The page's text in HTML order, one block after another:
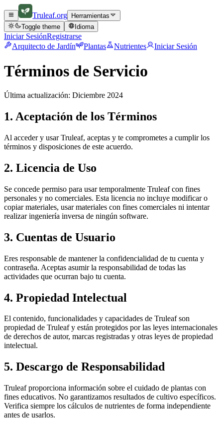
Truleaf.org
Herramientas
Toggle theme
Idioma
Iniciar SesiónRegistrarse
Arquitecto de Jardín
Plantas Nutrientes Iniciar Sesión
Términos de Servicio
Última actualización: Diciembre 2024
1. Aceptación de los Términos
Al acceder y usar Truleaf, aceptas y te comprometes a cumplir los
términos y disposiciones de este acuerdo.
2. Licencia de Uso
Se concede permiso para usar temporalmente Truleaf con fines
personales y no comerciales. Esta licencia no incluye modificar o
copiar materiales, usar materiales con fines comerciales ni intentar
realizar ingeniería inversa de ningún software.
3. Cuentas de Usuario
Eres responsable de mantener la confidencialidad de tu cuenta y
contraseña. Aceptas asumir la responsabilidad de todas las
actividades que ocurran bajo tu cuenta.
4. Propiedad Intelectual
El contenido, funcionalidades y capacidades de Truleaf son
propiedad de Truleaf y están protegidos por las leyes internacionales
de derechos de autor, marcas registradas y otras leyes de propiedad
intelectual.
5. Descargo de Responsabilidad
Truleaf proporciona información sobre el cuidado de plantas con
fines educativos. No garantizamos resultados de cultivo específicos.
Verifica siempre los cálculos de nutrientes de forma independiente
antes de usarlos.